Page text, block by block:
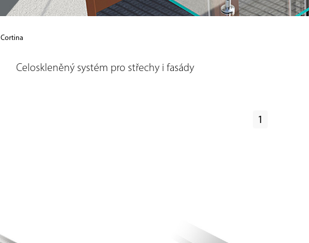
Cortina
Celoskleněný systém pro střechy i fasády
1